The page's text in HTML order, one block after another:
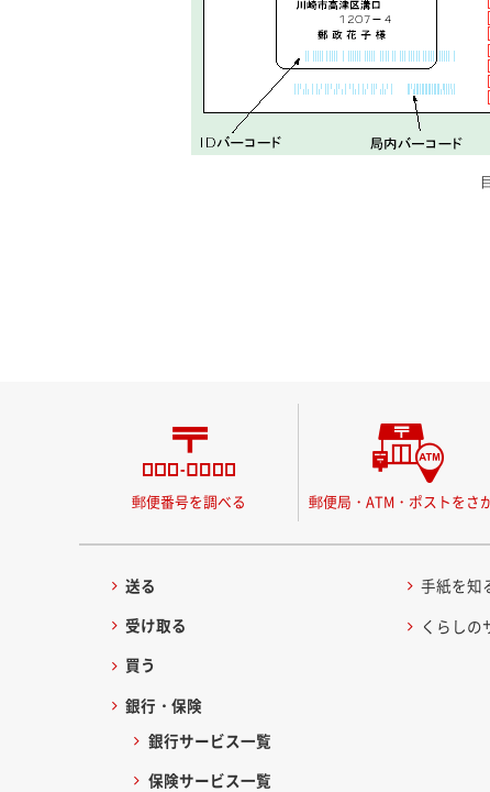
郵便番号を調べる 郵便局・ATM・ポストをさ
送る
受け取る
買う
銀行・保険
銀行サービス一覧
保険サービス一覧
手紙を知
くらしの